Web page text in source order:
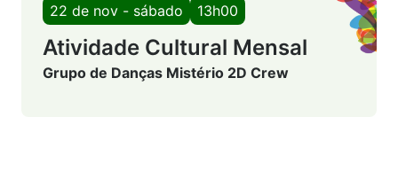
22 de nov - sábado 13h00
Atividade Cultural Mensal
Grupo de Danças Mistério 2D Crew